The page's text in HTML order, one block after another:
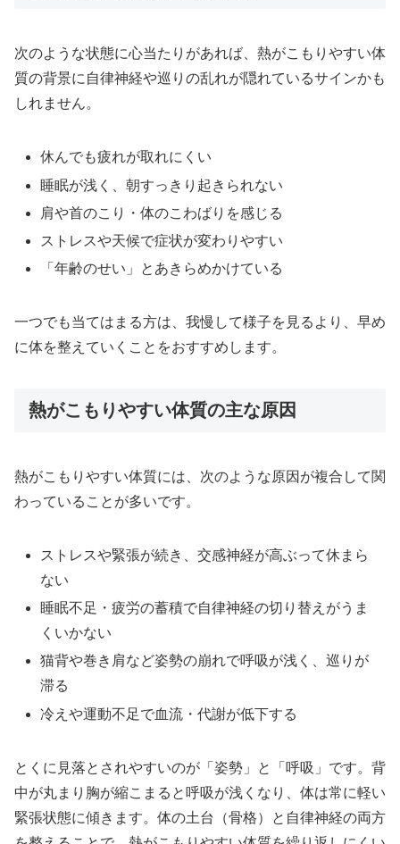
次のような状態に心当たりがあれば、熱がこもりやすい体
質の背景に自律神経や巡りの乱れが隠れているサインかも
しれません。
休んでも疲れが取れにくい
睡眠が浅く、朝すっきり起きられない
肩や首のこり・体のこわばりを感じる
ストレスや天候で症状が変わりやすい
「年齢のせい」とあきらめかけている
一つでも当てはまる方は、我慢して様子を見るより、早め
に体を整えていくことをおすすめします。
熱がこもりやすい体質の主な原因
熱がこもりやすい体質には、次のような原因が複合して関
わっていることが多いです。
ストレスや緊張が続き、交感神経が高ぶって休まら
ない
睡眠不足・疲労の蓄積で自律神経の切り替えがうま
くいかない
猫背や巻き肩など姿勢の崩れで呼吸が浅く、巡りが
滞る
冷えや運動不足で血流・代謝が低下する
とくに見落とされやすいのが「姿勢」と「呼吸」です。背
中が丸まり胸が縮こまると呼吸が浅くなり、体は常に軽い
緊張状態に傾きます。体の土台（骨格）と自律神経の両方